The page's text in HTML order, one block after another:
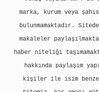
marka, kurum veya
bulunmamaktadır.
makaleler
haber niteliği
hakkında paylaşım
kişiler ile isim